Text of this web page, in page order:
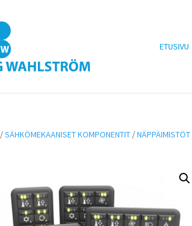
ETUSIVU
/SÄHKÖMEKAANISET KOMPONENTIT /NÄPPÄIMISTÖT